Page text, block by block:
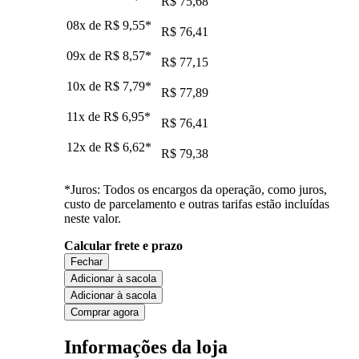
08x de R$ 9,55*
R$ 76,41
09x de R$ 8,57*
R$ 77,15
10x de R$ 7,79*
R$ 77,89
11x de R$ 6,95*
R$ 76,41
12x de R$ 6,62* R$ 79,38
*Juros: Todos os encargos da operação, como juros,
custo de parcelamento e outras tarifas estão incluídas
neste valor.
Calcular frete e prazo
Fechar
Adicionar à sacola
Adicionar à sacola
Comprar agora
Informações da loja